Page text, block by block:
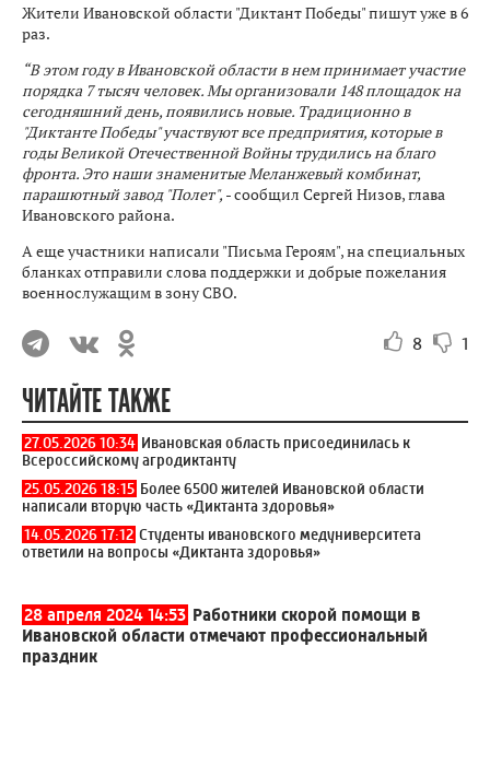
Жители Ивановской области "Диктант Победы" пишут уже в 6
раз.
“В этом году в Ивановской области в нем принимает участие
порядка 7 тысяч человек. Мы организовали 148 площадок на
сегодняшний день, появились новые. Традиционно в
"Диктанте Победы" участвуют все предприятия, которые в
годы Великой Отечественной Войны трудились на благо
фронта. Это наши знаменитые Меланжевый комбинат,
парашютный завод "Полет", - сообщил Сергей Низов, глава
Ивановского района.
А еще участники написали "Письма Героям", на специальных
бланках отправили слова поддержки и добрые пожелания
военнослужащим в зону СВО.
8 1
ЧИТАЙТЕ ТАКЖЕ
27.05.2026 10:34 Ивановская область присоединилась к
Всероссийскому агродиктанту
25.05.2026 18:15 Более 6500 жителей Ивановской области
написали вторую часть «Диктанта здоровья»
14.05.2026 17:12 Студенты ивановского медуниверситета
ответили на вопросы «Диктанта здоровья»
28 апреля 2024 14:53 Работники скорой помощи в
Ивановской области отмечают профессиональный
праздник